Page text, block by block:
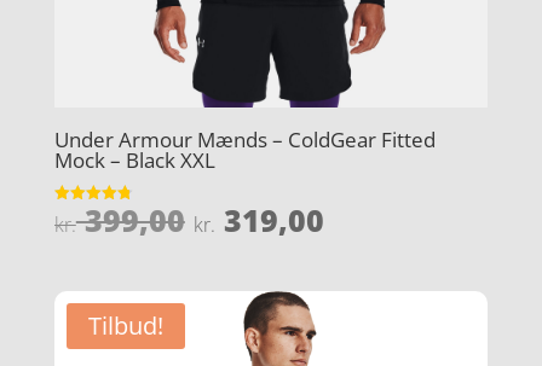
Under Armour Mænds – ColdGear Fitted
Mock – Black XXL
Vurderet
4.8
kr.399,00 Den
oprindelige
pris
var:
kr. 399,00.
kr. 319,00Den
pris
Tilbud!